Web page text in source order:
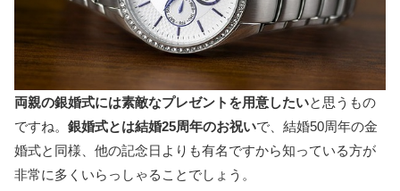
両親の銀婚式には素敵なプレゼントを用意したいと思うもの
ですね。 銀婚式とは結婚25周年のお祝いで、結婚50周年の金
婚式と同様、他の記念日よりも有名ですから知っている方が
非常に多くいらっしゃることでしょう。